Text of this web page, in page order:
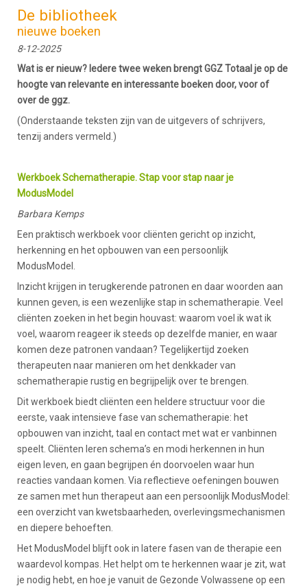
De bibliotheek
nieuwe boeken
8-12-2025
Wat is er nieuw? Iedere twee weken brengt GGZ Totaal je op de
hoogte van relevante en interessante boeken door, voor of
over de ggz.
(Onderstaande teksten zijn van de uitgevers of schrijvers,
tenzij anders vermeld.)
Werkboek Schematherapie. Stap voor stap naar je
ModusModel
Barbara Kemps
Een praktisch werkboek voor cliënten gericht op inzicht,
herkenning en het opbouwen van een persoonlijk
ModusModel.
Inzicht krijgen in terugkerende patronen en daar woorden aan
kunnen geven, is een wezenlijke stap in schematherapie. Veel
cliënten zoeken in het begin houvast: waarom voel ik wat ik
voel, waarom reageer ik steeds op dezelfde manier, en waar
komen deze patronen vandaan? Tegelijkertijd zoeken
therapeuten naar manieren om het denkkader van
schematherapie rustig en begrijpelijk over te brengen.
Dit werkboek biedt cliënten een heldere structuur voor die
eerste, vaak intensieve fase van schematherapie: het
opbouwen van inzicht, taal en contact met wat er vanbinnen
speelt. Cliënten leren schema’s en modi herkennen in hun
eigen leven, en gaan begrijpen én doorvoelen waar hun
reacties vandaan komen. Via reflectieve oefeningen bouwen
ze samen met hun therapeut aan een persoonlijk ModusModel:
een overzicht van kwetsbaarheden, overlevingsmechanismen
en diepere behoeften.
Het ModusModel blijft ook in latere fasen van de therapie een
waardevol kompas. Het helpt om te herkennen waar je zit, wat
je nodig hebt, en hoe je vanuit de Gezonde Volwassene op een